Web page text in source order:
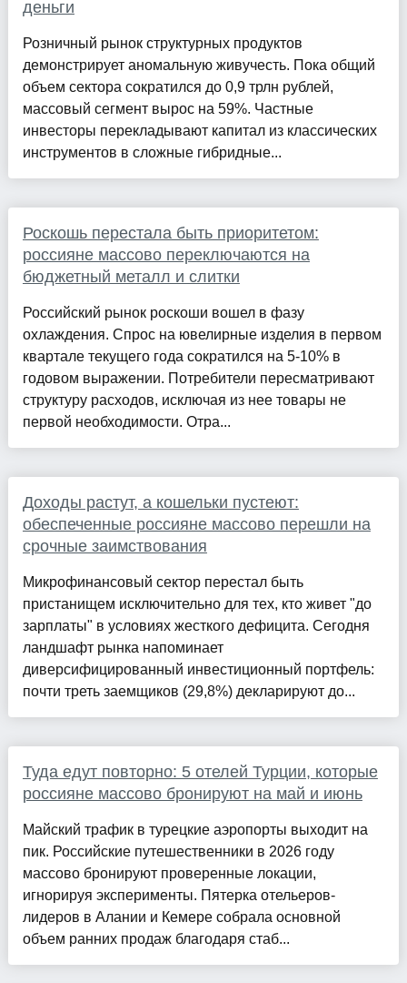
деньги
Розничный рынок структурных продуктов
демонстрирует аномальную живучесть. Пока общий
объем сектора сократился до 0,9 трлн рублей,
массовый сегмент вырос на 59%. Частные
инвесторы перекладывают капитал из классических
инструментов в сложные гибридные...
Роскошь перестала быть приоритетом:
россияне массово переключаются на
бюджетный металл и слитки
Российский рынок роскоши вошел в фазу
охлаждения. Спрос на ювелирные изделия в первом
квартале текущего года сократился на 5-10% в
годовом выражении. Потребители пересматривают
структуру расходов, исключая из нее товары не
первой необходимости. Отра...
Доходы растут, а кошельки пустеют:
обеспеченные россияне массово перешли на
срочные заимствования
Микрофинансовый сектор перестал быть
пристанищем исключительно для тех, кто живет "до
зарплаты" в условиях жесткого дефицита. Сегодня
ландшафт рынка напоминает
диверсифицированный инвестиционный портфель:
почти треть заемщиков (29,8%) декларируют до...
Туда едут повторно: 5 отелей Турции, которые
россияне массово бронируют на май и июнь
Майский трафик в турецкие аэропорты выходит на
пик. Российские путешественники в 2026 году
массово бронируют проверенные локации,
игнорируя эксперименты. Пятерка отельеров-
лидеров в Алании и Кемере собрала основной
объем ранних продаж благодаря стаб...